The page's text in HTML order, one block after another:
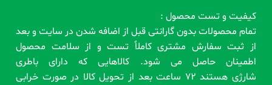
کیفیت و تست محصول :
تمام محصولات بدون گارانتی قبل از اضافه شدن در سایت و بعد
از ثبت سفارش مشتری کاملاً تست و از سلامت محصول
اطمینان حاصل می شود. کالاهایی که دارای باطری
شارژی هستند 72 ساعت بعد از تحویل کالا در صورت خرابی